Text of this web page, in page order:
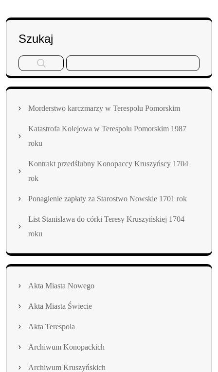
Szukaj
Morderstwo karczmarzy w Terespolu Pomorskim
Katastrofa Kolejowa w Terespolu Pomorskim 1987
roku
Kontrakt przedślubny Konopaccy Kruszyńscy 1704
rok
Ponaglenie zapłaty za Starostwo Nowskie 1701 rok
List Stanisława do córki Teresy Kruszyńskiej 1704
roku
Akta Miasta Nowego
Akta Miasta Świecie
Akta Terespola
Archiwum Konopackich
Archiwum Kruszyńskich